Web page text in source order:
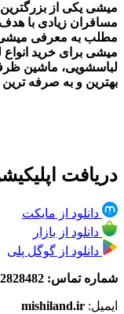
میشی یکی از
مسافران زیادی با
مطلب به معرفی میشی
میشی برای خرید
لباسشویی، ماشین
بهترین و به صرفه
دریافت
دانلود از مایکت
دانلود از بازار
دانلود از گوگل پلی
شماره تماس: 09172828482
ایمیل: mishiland.ir